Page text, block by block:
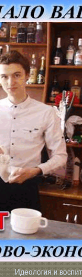
Идеология и